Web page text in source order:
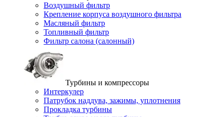
Воздушный фильтр
Крепление корпуса воздушного фильтра
Масляный фильтр
Топливный фильтр
Фильтр салона (салонный)
Турбины и компрессоры
Интеркулер
Патрубок наддува, зажимы, уплотнения
Прокладка турбины